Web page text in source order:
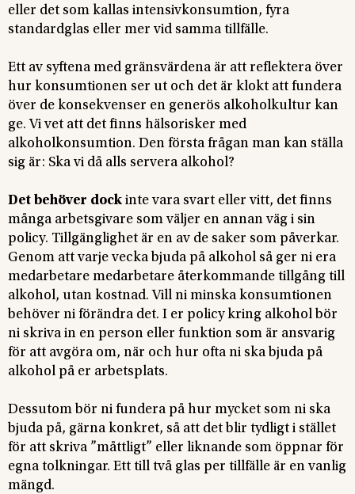
eller det som kallas intensivkonsumtion, fyra
standardglas eller mer vid samma tillfälle.
Ett av syftena med gränsvärdena är att reflektera över
hur konsumtionen ser ut och det är klokt att fundera
över de konsekvenser en generös alkoholkultur kan
ge. Vi vet att det finns hälsorisker med
alkoholkonsumtion. Den första frågan man kan ställa
sig är: Ska vi då alls servera alkohol?
Det behöver dock inte vara svart eller vitt, det finns
många arbetsgivare som väljer en annan väg i sin
policy. Tillgänglighet är en av de saker som påverkar.
Genom att varje vecka bjuda på alkohol så ger ni era
medarbetare medarbetare återkommande tillgång till
alkohol, utan kostnad. Vill ni minska konsumtionen
behöver ni förändra det. I er policy kring alkohol bör
ni skriva in en person eller funktion som är ansvarig
för att avgöra om, när och hur ofta ni ska bjuda på
alkohol på er arbetsplats.
Dessutom bör ni fundera på hur mycket som ni ska
bjuda på, gärna konkret, så att det blir tydligt i stället
för att skriva ”måttligt” eller liknande som öppnar för
egna tolkningar. Ett till två glas per tillfälle är en vanlig
mängd.